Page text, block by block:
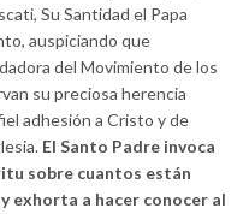
Su Santidad el Papa
auspiciando que
del Movimiento de los
su preciosa herencia
adhesión a Cristo y de
El Santo Padre invoca
sobre cuantos están
exhorta a hacer conocer al